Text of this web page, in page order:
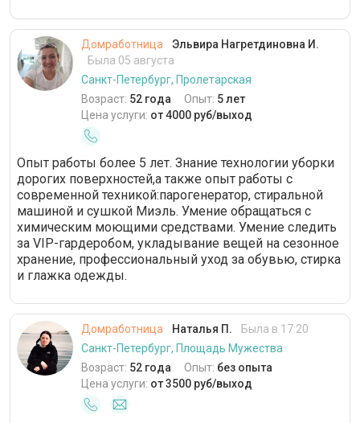
Домработница
Эльвира Нагретдиновна И.
Была 05 августа
Санкт-Петербург, Пролетарская
Возраст: 52 года Опыт: 5 лет
Цена услуги: от 4000 руб/выход
Опыт работы более 5 лет. Знание технологии уборки
дорогих поверхностей,а также опыт работы с
современной техникой:парогенератор, стиральной
машиной и сушкой Миэль. Умение обращаться с
химическим моющими средствами. Умение следить
за VIP-гардеробом, укладывание вещей на сезонное
хранение, профессиональный уход за обувью, стирка
и глажка одежды.
Домработница Наталья П.
Была в 17:20
Санкт-Петербург, Площадь Мужества
Возраст: 52 года Опыт: без опыта
Цена услуги: от 3500 руб/выход